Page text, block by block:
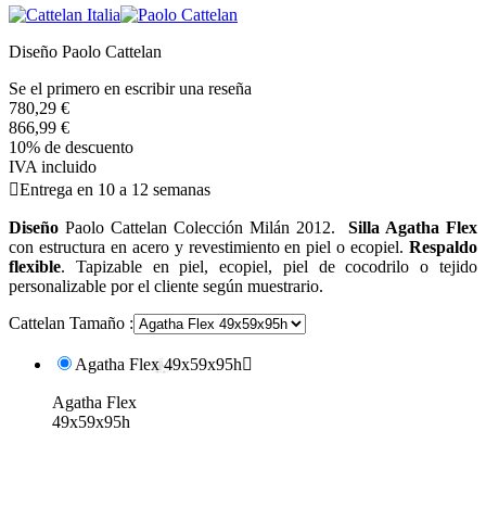
Diseño Paolo Cattelan
Se el primero en escribir una reseña
780,29 €
866,99 €
10% de descuento
IVA incluido
Entrega en 10 a 12 semanas
Diseño Paolo Cattelan Colección Milán 2012. Silla Agatha Flex
con estructura en acero y revestimiento en piel o ecopiel. Respaldo
flexible. Tapizable en piel, ecopiel, piel de cocodrilo o tejido
personalizable por el cliente según muestrario.
Cattelan Tamaño :
Agatha Flex 49x59x95h
Agatha Flex
49x59x95h